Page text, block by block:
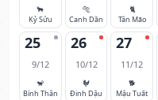
🐂
Kỷ Sửu
🐅
Canh Dần
🐈
Tân Mão
25
9/12
🐒
Bính Thân
26
10/12
🐓
Đinh Dậu
27
11/12
🐕
Mậu Tuất